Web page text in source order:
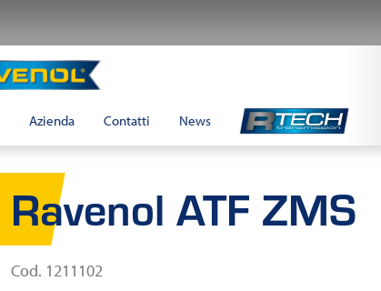
Azienda Contatti News
Ravenol ATF ZMS
Cod. 1211102